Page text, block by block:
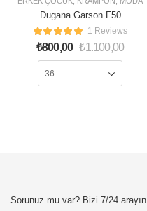
Dugana Garson F50
Krampon Füme Turkuaz
1 Reviews
₺800,00 ₺1.100,00
Sorunuz mu var? Bizi 7/24 arayın